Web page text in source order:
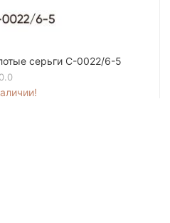
серьги C-0022/6-5
0.0